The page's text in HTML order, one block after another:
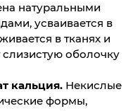
натуральными
усваивается в
в тканях и
оболочку
кальция.Некислые
формы,